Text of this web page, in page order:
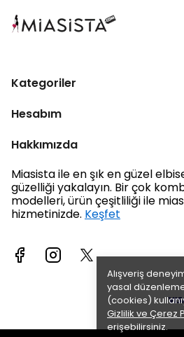
Alışveriş
yasal
(cookies)
Gizlilik ve Çerez
erişebilirsiniz.
Kategoriler
Hesabım
Hakkımızda
Miasista ile en şık en güzel
güzelliği yakalayın. Bir çok
modelleri, ürün çeşitliliği ile
hizmetinizde. Keşfet